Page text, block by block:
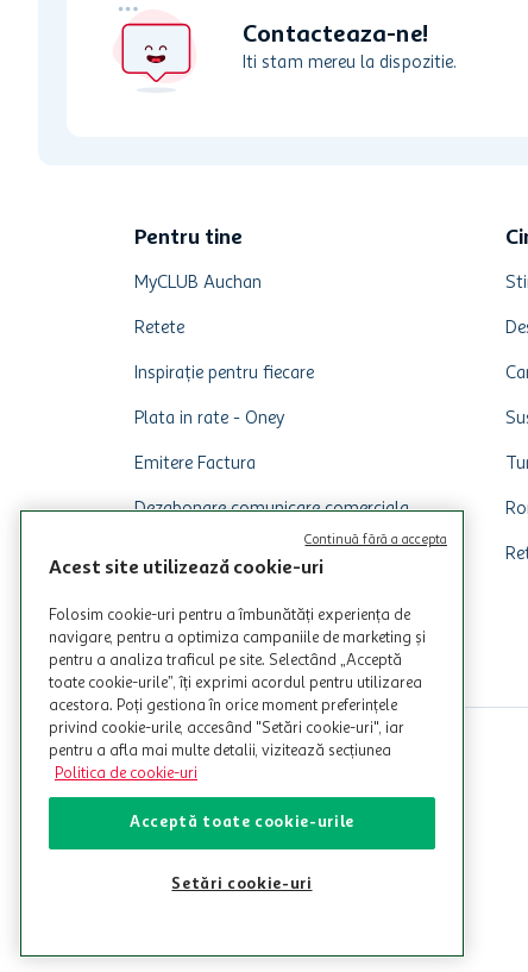
Contacteaza-ne!
Iti stam mereu la dispozitie.
Pentru tine
MyCLUB Auchan
Retete
Inspirație pentru fiecare
Plata in rate - Oney
Emitere Factura
Dezabonare comunicare comerciala
Acest site utilizează cookie-uri
Folosim cookie-uri pentru a îmbunătăți experiența de
navigare, pentru a optimiza campaniile de marketing și
pentru a analiza traficul pe site. Selectând „Acceptă
toate cookie-urile”, îți exprimi acordul pentru utilizarea
acestora. Poți gestiona în orice moment preferințele
privind cookie-urile, accesând "Setări cookie-uri", iar
pentru a afla mai multe detalii, vizitează secțiunea
Politica de cookie-uri
Acceptă toate cookie-urile
Setări cookie-uri
Continuă fără a accepta